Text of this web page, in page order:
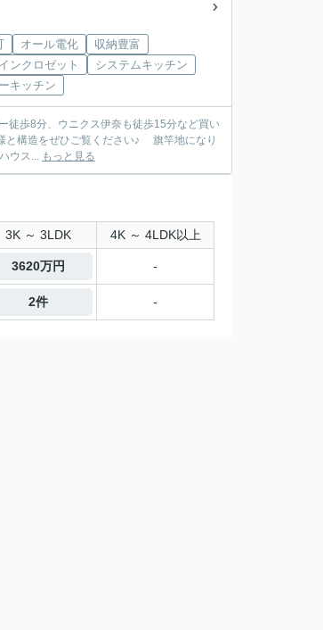
オール電化
収納豊富
ンクロゼット
システムキッチン
キッチン
歩8分、ウニクス伊奈も徒歩15分など買い
と構造をぜひご覧ください♪ 旗竿地になり
ウス... もっと見る
3K ～ 3LDK 4K ～ 4LDK以上
3620万円 -
2件 -